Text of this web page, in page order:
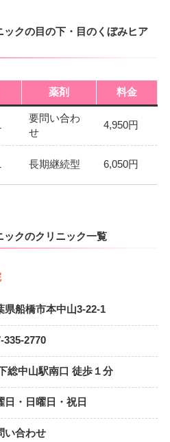
クの目の下・目のくぼみヒア
薬剤 料金
要問い合わ
せ
4,950円
長期継続型 6,050円
クのクリニック一覧
県船橋市本中山3-22-1
335-2770
総中山駅南口 徒歩１分
日・日曜日・祝日
い合わせ